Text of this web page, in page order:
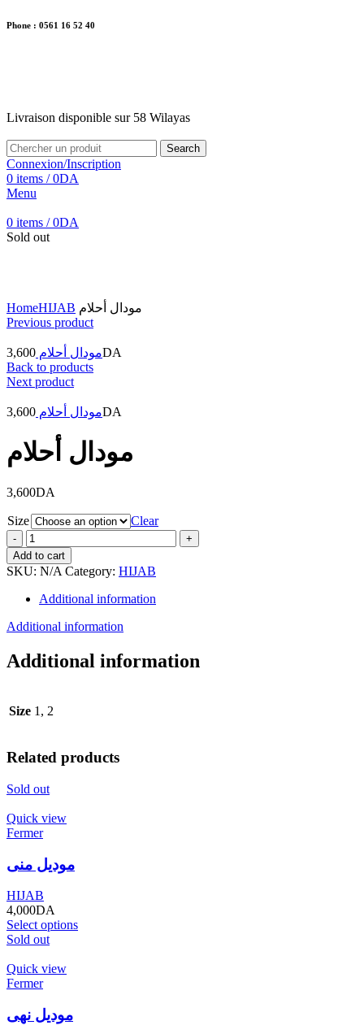
Phone : 0561 16 52 40
Livraison disponible sur 58 Wilayas
Search
Connexion/Inscription
0 items / 0DA
Menu
0 items / 0DA
Sold out
HomeHIJAB مودال أحلام
Previous product
مودال أحلام 3,600
DA
Back to products
Next product
مودال أحلام 3,600 DA
مودال أحلام
3,600DA
Size
Clear
مودال
أحلام
quantity
Add to cart
SKU: N/A Category: HIJAB
Additional information
Additional information
Additional information
Size 1, 2
Related products
Sold out
Quick view
Fermer
موديل منى
HIJAB
4,000DA
Select options
Sold out
Quick view
Fermer
موديل نهى